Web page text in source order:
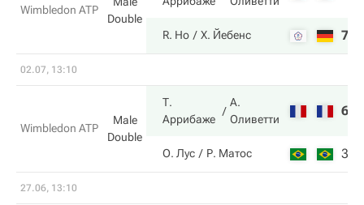
Wimbledon ATP
Double
R. Ho Х. Йебенс 7
02.07, 13:10
Wimbledon ATP
Male
Double
Т.
Аррибаже
А.
Оливетти
6
О. Лус Р. Матос 3
27.06, 13:10